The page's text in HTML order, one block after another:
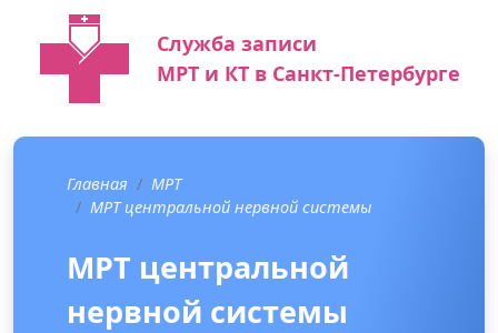
Служба записи
МРТ и КТ в Санкт-Петербурге
Главная
МРТ
МРТ центральной нервной системы
МРТ центральной
нервной системы